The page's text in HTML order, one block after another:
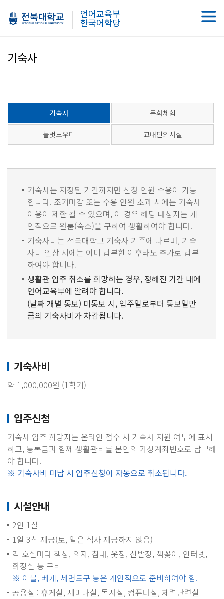
언어교육부
한국어학당
기숙사
기숙사 문화체험
늘벗도우미 교내편의시설
기숙사는 지정된 기간까지만 신청 인원 수용이 가능
합니다. 조기마감 또는 수용 인원 초과 시에는 기숙사
이용이 제한 될 수 있으며, 이 경우 해당 대상자는 개
인적으로 원룸(숙소)을 구하여 생활하여야 합니다.
기숙사비는 전북대학교 기숙사 기준에 따르며, 기숙
사비 인상 시에는 이미 납부한 이후라도 추가로 납부
하여야 합니다.
생활관 입주 취소를 희망하는 경우, 정해진 기간 내에
언어교육부에 알려야 합니다.
(날짜 개별 통보) 미통보 시, 입주일로부터 통보일만
큼의 기숙사비가 차감됩니다.
기숙사비
약 1,000,000원 (1학기)
입주신청
기숙사 입주 희망자는 온라인 접수 시 기숙사 지원 여부에 표시
하고, 등록금과 함께 생활관비를 본인의 가상계좌번호로 납부해
야 합니다.
※ 기숙사비 미납 시 입주신청이 자동으로 취소됩니다.
시설안내
2인 1실
1일 3식 제공(토, 일은 식사 제공하지 않음)
각 호실마다 책상, 의자, 침대, 옷장, 신발장, 책꽂이, 인터넷,
화장실 등 구비
※ 이불, 베개, 세면도구 등은 개인적으로 준비하여야 함.
공용실 : 휴게실, 세미나실, 독서실, 컴퓨터실, 체력단련실